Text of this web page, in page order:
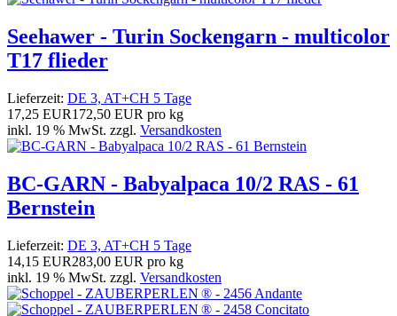
Seehawer - Turin Sockengarn - multicolor
T17 flieder
Lieferzeit: DE 3, AT+CH 5 Tage
17,25 EUR172,50 EUR pro kg
inkl. 19 % MwSt. zzgl. Versandkosten
BC-GARN - Babyalpaca 10/2 RAS - 61
Bernstein
Lieferzeit: DE 3, AT+CH 5 Tage
14,15 EUR283,00 EUR pro kg
inkl. 19 % MwSt. zzgl. Versandkosten